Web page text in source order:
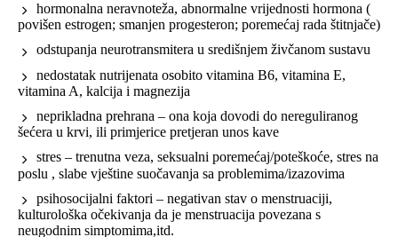
hormonalna neravnoteža, abnormalne vrijednosti hormona (
povišen estrogen; smanjen progesteron; poremećaj rada štitnjače)
odstupanja neurotransmitera u središnjem živčanom sustavu
nedostatak nutrijenata osobito vitamina B6, vitamina E,
vitamina A, kalcija i magnezija
neprikladna prehrana – ona koja dovodi do nereguliranog
šećera u krvi, ili primjerice pretjeran unos kave
stres – trenutna veza, seksualni poremećaj/poteškoće, stres na
poslu , slabe vještine suočavanja sa problemima/izazovima
psihosocijalni faktori – negativan stav o menstruaciji,
kulturološka očekivanja da je menstruacija povezana s
neugodnim simptomima,itd.